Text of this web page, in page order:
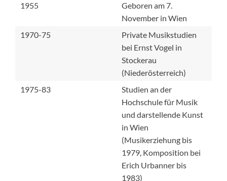
1955
Geboren am 7.
November in Wien
1970-75
Private Musikstudien
bei Ernst Vogel in
Stockerau
(Niederösterreich)
1975-83
Studien an der
Hochschule für Musik
und darstellende Kunst
in Wien
(Musikerziehung bis
1979, Komposition bei
Erich Urbanner bis
1983)